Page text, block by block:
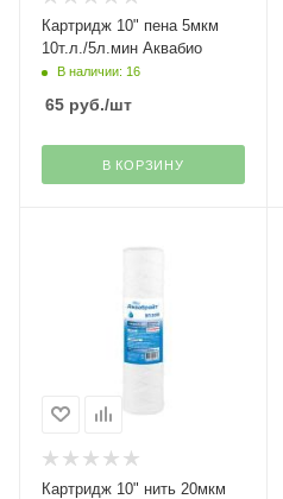
Картридж 10" пена 5мкм
10т.л./5л.мин Аквабио
В наличии: 16
65 руб./шт
В КОРЗИНУ
Картридж 10" нить 20мкм